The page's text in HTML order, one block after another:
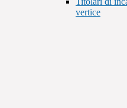
vertice